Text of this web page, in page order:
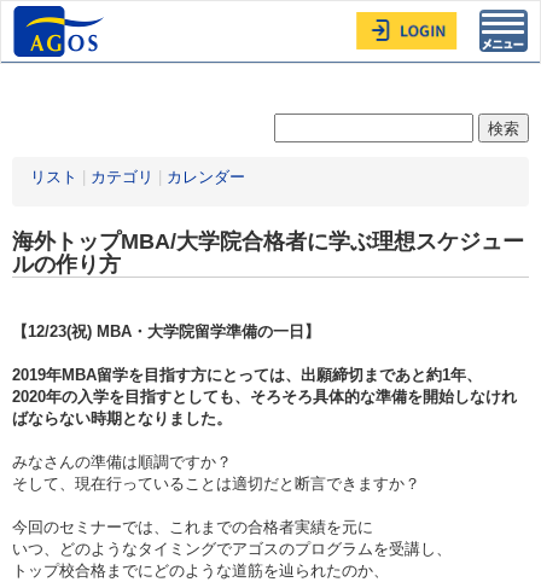
リスト カテゴリ カレンダー
海外トップMBA/大学院合格者に学ぶ理想スケジュー
ルの作り方
【12/23(祝) MBA・大学院留学準備の一日】
2019年MBA留学を目指す方にとっては、出願締切まであと約1年、
2020年の入学を目指すとしても、そろそろ具体的な準備を開始しなけれ
ばならない時期となりました。
みなさんの準備は順調ですか？
そして、現在行っていることは適切だと断言できますか？
今回のセミナーでは、これまでの合格者実績を元に
いつ、どのようなタイミングでアゴスのプログラムを受講し、
トップ校合格までにどのような道筋を辿られたのか、